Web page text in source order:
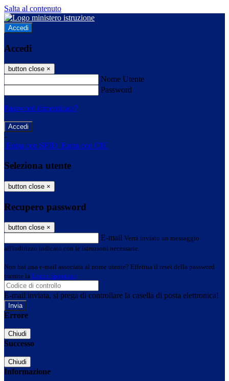
Salta al contenuto
Accedi
Accedi
button close ×
Nome Utente
Password
Password dimenticata?
-
Entra con SPID Entra con CIE
Seleziona utente
button close ×
Recupero password
button close ×
E-mail Verrà inviato un messaggio
all'indirizzo indicato con le istruzioni necessarie.
Non hai una e-mail associata al nome utente? Effettua il reset della password
tramite la Login Spaggiari
E-mail inviata, si prega di controllare la casella di posta elettronica!
Errore
Chiudi
Successo
Chiudi
Informazione